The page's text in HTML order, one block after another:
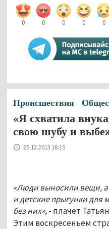
0 0 0 0 0
Происшествия
«Я схватила
свою шубу и
25.12.2013 18:15
«Люди выносили вещи,
и детские прыгунки для
без них»,- плачет
Этим воскресеньем